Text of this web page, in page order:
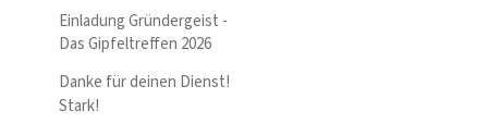
Einladung Gründergeist -
Das Gipfeltreffen 2026
Danke für deinen Dienst!
Stark!